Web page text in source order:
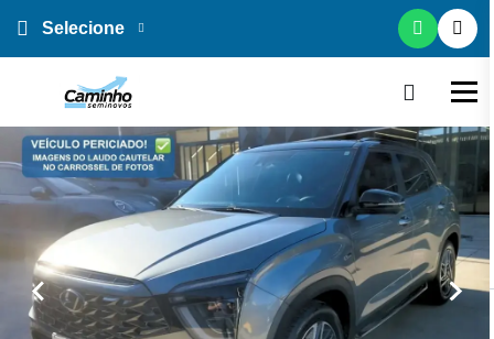
Selecione